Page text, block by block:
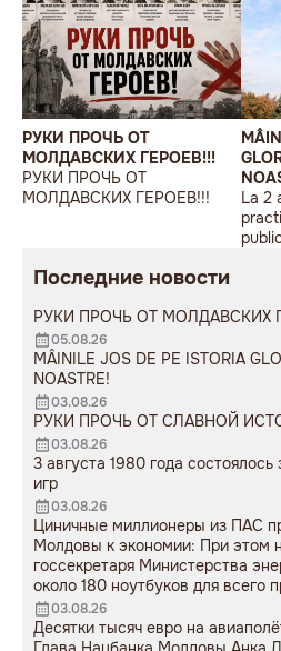
РУКИ ПРОЧЬ ОТ
МОЛДАВСКИХ ГЕРОЕВ!!!
РУКИ ПРОЧЬ ОТ
МОЛДАВСКИХ ГЕРОЕВ!!!
La 2
sub
Последние новости
РУКИ ПРОЧЬ ОТ МОЛДАВСКИХ
05.08.26
MÂINILE JOS DE PE ISTORIA
NOASTRE!
03.08.26
РУКИ ПРОЧЬ ОТ СЛАВНОЙ
03.08.26
3 августа 1980 года
игр
03.08.26
Циничные миллионеры из ПАС
Молдовы к экономии: При этом
госсекретаря Министерства
около 180 ноутбуков для всего
03.08.26
Десятки тысяч евро на